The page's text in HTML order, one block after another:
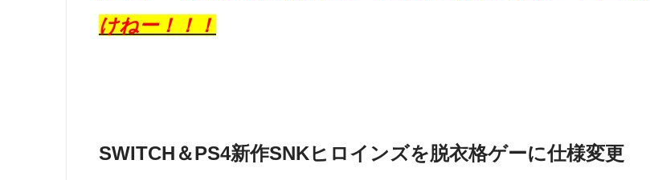
けねー！！！
SWITCH＆PS4新作SNKヒロインズを脱衣格ゲーに仕様変更